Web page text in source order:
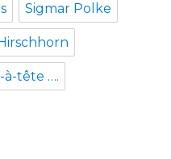
Sigmar Polke
à-tête ….